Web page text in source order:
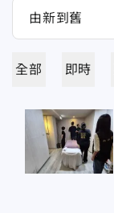
全部 即時